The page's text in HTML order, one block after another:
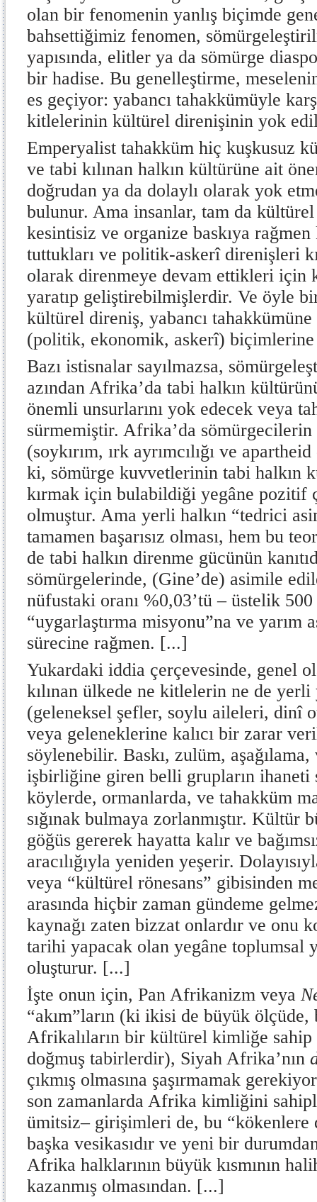
olan bir fenomenin yanlış biçimde
bahsettiğimiz fenomen,
yapısında, elitler ya da sömürge
bir hadise. Bu genelleştirme,
es geçiyor: yabancı tahakkümüyle
kitlelerinin kültürel direnişinin yok
Emperyalist tahakküm hiç kuşkusuz
ve tabi kılınan halkın kültürüne ait
doğrudan ya da dolaylı olarak yok
bulunur. Ama insanlar, tam da
kesintisiz ve organize baskıya
tuttukları ve politik-askerî direnişleri
olarak direnmeye devam ettikleri için
yaratıp geliştirebilmişlerdir. Ve öyle
kültürel direniş, yabancı tahakkümüne
(politik, ekonomik, askerî)
Bazı istisnalar sayılmazsa,
azından Afrika’da tabi halkın
önemli unsurlarını yok edecek veya
sürmemiştir. Afrika’da
(soykırım, ırk ayrımcılığı ve
ki, sömürge kuvvetlerinin tabi halkın
kırmak için bulabildiği yegâne pozitif
olmuştur. Ama yerli halkın “tedrici
tamamen başarısız olması, hem bu
de tabi halkın direnme gücünün
sömürgelerinde, (Gine’de) asimile
nüfustaki oranı %0,03’tü – üstelik 500
“uygarlaştırma misyonu”na ve yarım
sürecine rağmen. [...]
Yukardaki iddia çerçevesinde, genel
kılınan ülkede ne kitlelerin ne de yerli
(geleneksel şefler, soylu aileleri, dinî
veya geleneklerine kalıcı bir zarar
söylenebilir. Baskı, zulüm,
işbirliğine giren belli grupların ihaneti
köylerde, ormanlarda, ve tahakküm
sığınak bulmaya zorlanmıştır. Kültür
göğüs gererek hayatta kalır ve
aracılığıyla yeniden yeşerir.
veya “kültürel rönesans” gibisinden
arasında hiçbir zaman gündeme
kaynağı zaten bizzat onlardır ve onu
tarihi yapacak olan yegâne toplumsal
oluşturur. [...]
İşte onun için, Pan Afrikanizm veya
“akım”ların (ki ikisi de büyük ölçüde,
Afrikalıların bir kültürel kimliğe sahip
doğmuş tabirlerdir), Siyah Afrika’nın
çıkmış olmasına şaşırmamak
son zamanlarda Afrika kimliğini
ümitsiz– girişimleri de, bu “kökenlere
başka vesikasıdır ve yeni bir
Afrika halklarının büyük kısmının
kazanmış olmasından. [...]